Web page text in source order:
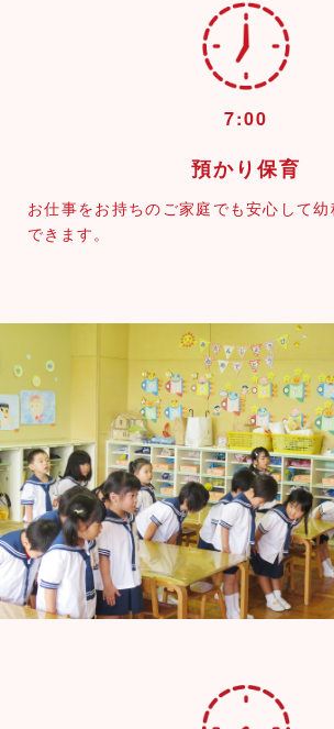
7:00
預かり保育
お仕事をお持ちのご家庭でも安心して
できます。